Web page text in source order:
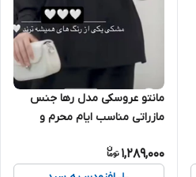
مانتو عروسکی مدل رها جنس
مازراتی مناسب ایام محرم و
شیک تنخور عالی
1,289,000